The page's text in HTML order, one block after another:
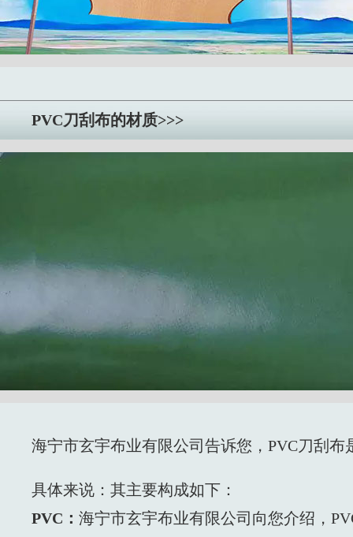
PVC刀刮布的材质>>>
海宁市玄宇布业有限公司告诉您，PVC刀刮
具体来说：其主要构成如下：
PVC： 海宁市玄宇布业有限公司向您介绍，